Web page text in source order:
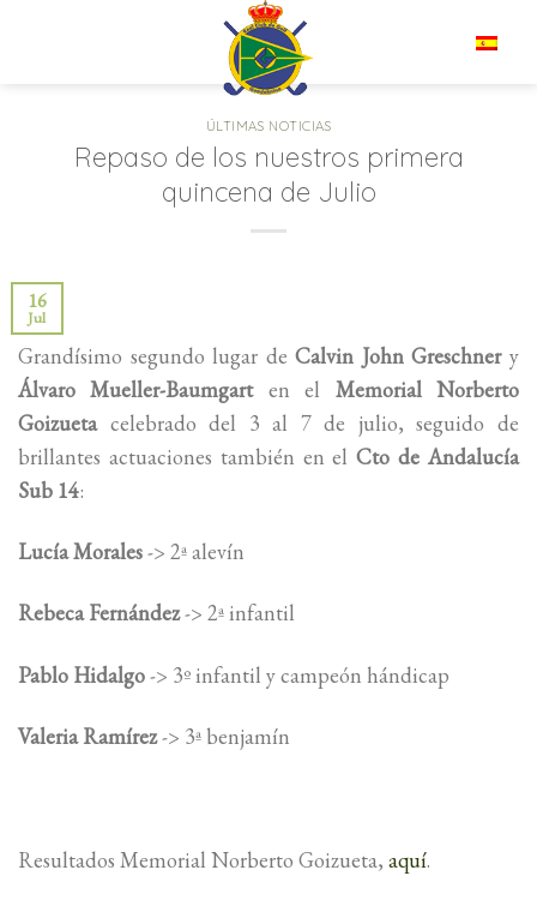
ÚLTIMAS NOTICIAS
Repaso de los nuestros primera
quincena de Julio
16
Jul
Grandísimo segundo lugar deCalvin John Greschnery
Álvaro Mueller-Baumgarten el Memorial Norberto
Goizuetacelebrado del 3 al 7 de julio, seguido de
brillantes actuaciones también en elCto de Andalucía
Sub 14:
Lucía Morales-> 2ª alevín
Rebeca Fernández-> 2ª infantil
Pablo Hidalgo-> 3º infantil y campeón hándicap
Valeria Ramírez-> 3ª benjamín
Resultados Memorial Norberto Goizueta, aquí.